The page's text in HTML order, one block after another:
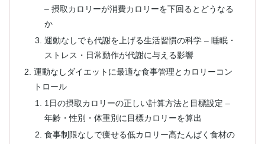
– 摂取カロリーが消費カロリーを下回るとどうなる
か
運動なしでも代謝を上げる生活習慣の科学 – 睡眠・
ストレス・日常動作が代謝に与える影響
運動なしダイエットに最適な食事管理とカロリーコン
トロール
1日の摂取カロリーの正しい計算方法と目標設定 –
年齢・性別・体重別に目標カロリーを算出
食事制限なしで痩せる低カロリー高たんぱく食材の